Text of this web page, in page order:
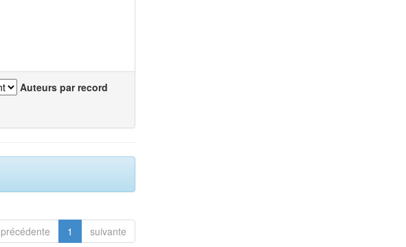
Auteurs par record
précédente 1 suivante